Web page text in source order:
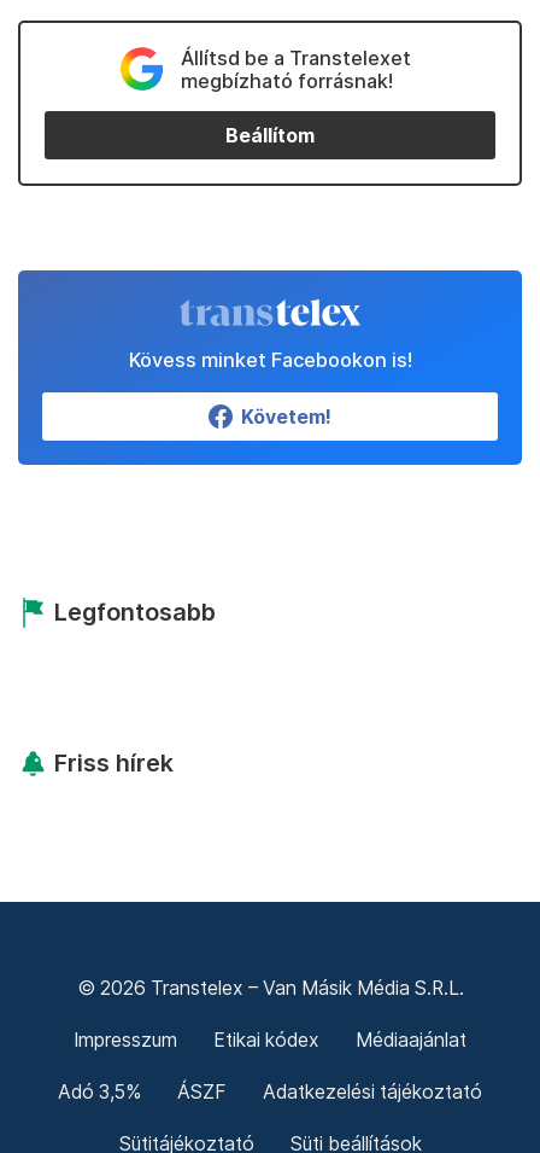
Állítsd be a Transtelexet
megbízható forrásnak!
Beállítom
Kövess minket Facebookon is!
Követem!
Legfontosabb
Friss hírek
© 2026 Transtelex – Van Másik Média S.R.L.
Impresszum Etikai kódex Médiaajánlat
Adó 3,5% ÁSZF Adatkezelési tájékoztató
Sütitájékoztató Süti beállítások